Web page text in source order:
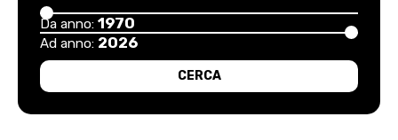
Da anno: 1970
Ad anno: 2026